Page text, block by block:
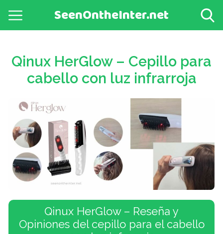
SeenOntheInter.net
Qinux HerGlow – Cepillo para
cabello con luz infrarroja
Qinux HerGlow – Reseña y
Opiniones del cepillo para el cabello